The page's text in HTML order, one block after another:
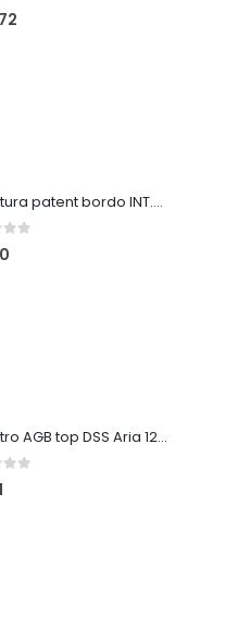
Serratura patent bordo INT.75 tondo D.20 entrata 40
Incontro AGB top DSS Aria 12 DX zinco silver 2 ante